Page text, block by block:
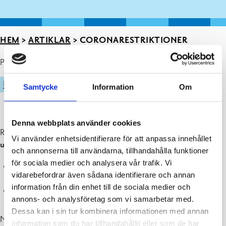
Samtycke Information Om
Denna webbplats använder cookies
Vi använder enhetsidentifierare för att anpassa innehållet
och annonserna till användarna, tillhandahålla funktioner
för sociala medier och analysera vår trafik. Vi
vidarebefordrar även sådana identifierare och annan
information från din enhet till de sociala medier och
annons- och analysföretag som vi samarbetar med.
Dessa kan i sin tur kombinera informationen med annan
information som du har tillhandahållit eller som de har
HEM > ARTIKLAR > CORONARESTRIKTIONER
Publicerad : 21.05.2021
IDROTT
Raseborgs beredskapsgrupp har idag 21.5.2021 beslutat att det
utomhusär tillåtet att:
juniorer födda 2002 och yngre får träna upp till 50 personer
samtidigt, samt spela matcher
utöva vuxnas hobbyverksamhet för 50 personer samtidigt
När det blir möjligt att tillåta matcher för seniorlag är oklart. Det är